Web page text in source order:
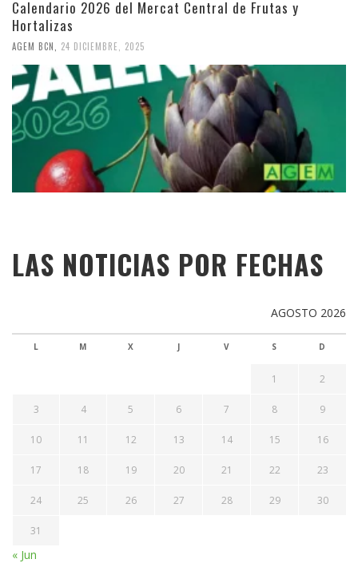
Calendario 2026 del Mercat Central de Frutas y
Hortalizas
AGEM BCN 24 DICIEMBRE, 2025
LAS NOTICIAS POR FECHAS
AGOSTO 2026
L M X J V S D
1 2
3 4 5 6 7 8 9
10 11 12 13 14 15 16
17 18 19 20 21 22 23
24 25 26 27 28 29 30
31
« Jun